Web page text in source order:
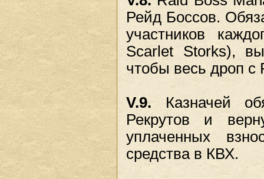
Рейд Боссов.
участников
Scarlet Storks),
чтобы весь дроп
V.9. Казначей
Рекрутов и
уплаченных
средства в КВХ.